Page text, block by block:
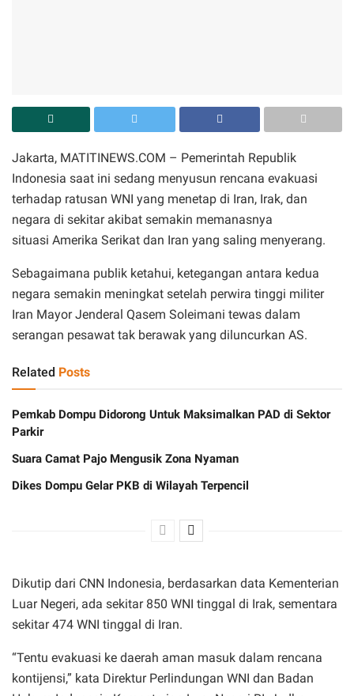
Jakarta, MATITINEWS.COM – Pemerintah Republik
Indonesia saat ini sedang menyusun rencana evakuasi
terhadap ratusan WNI yang menetap di Iran, Irak, dan
negara di sekitar akibat semakin memanasnya
situasi Amerika Serikat dan Iran yang saling menyerang.
Sebagaimana publik ketahui, ketegangan antara kedua
negara semakin meningkat setelah perwira tinggi militer
Iran Mayor Jenderal Qasem Soleimani tewas dalam
serangan pesawat tak berawak yang diluncurkan AS.
Related Posts
Pemkab Dompu Didorong Untuk Maksimalkan PAD di Sektor
Parkir
Suara Camat Pajo Mengusik Zona Nyaman
Dikes Dompu Gelar PKB di Wilayah Terpencil
Dikutip dari CNN Indonesia, berdasarkan data Kementerian
Luar Negeri, ada sekitar 850 WNI tinggal di Irak, sementara
sekitar 474 WNI tinggal di Iran.
“Tentu evakuasi ke daerah aman masuk dalam rencana
kontijensi,” kata Direktur Perlindungan WNI dan Badan